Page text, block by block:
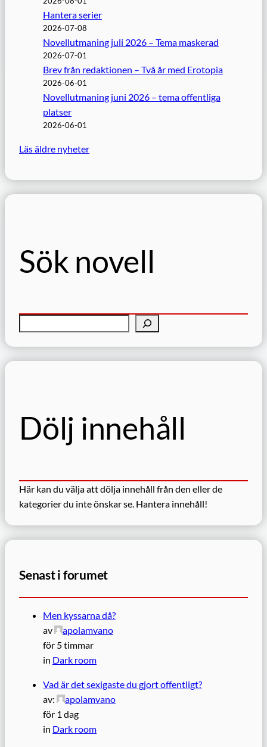
Hantera serier
2026-07-08
Novellutmaning juli 2026 – Tema maskerad
2026-07-01
Brev från redaktionen – Två år med Erotopia
2026-06-01
Novellutmaning juni 2026 – tema offentliga
platser
2026-06-01
Läs äldre nyheter
Sök novell
Dölj innehåll
Här kan du välja att dölja innehåll från den eller de
kategorier du inte önskar se. Hantera innehåll!
Senast i forumet
Men kyssarna då?
av
apolamvano
för 5 timmar
in Dark room
Vad är det sexigaste du gjort offentligt?
av:
apolamvano
för 1 dag
in Dark room